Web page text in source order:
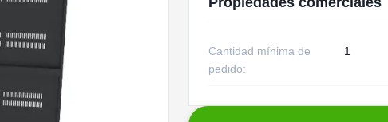
Cantidad mínima de
pedido:
1